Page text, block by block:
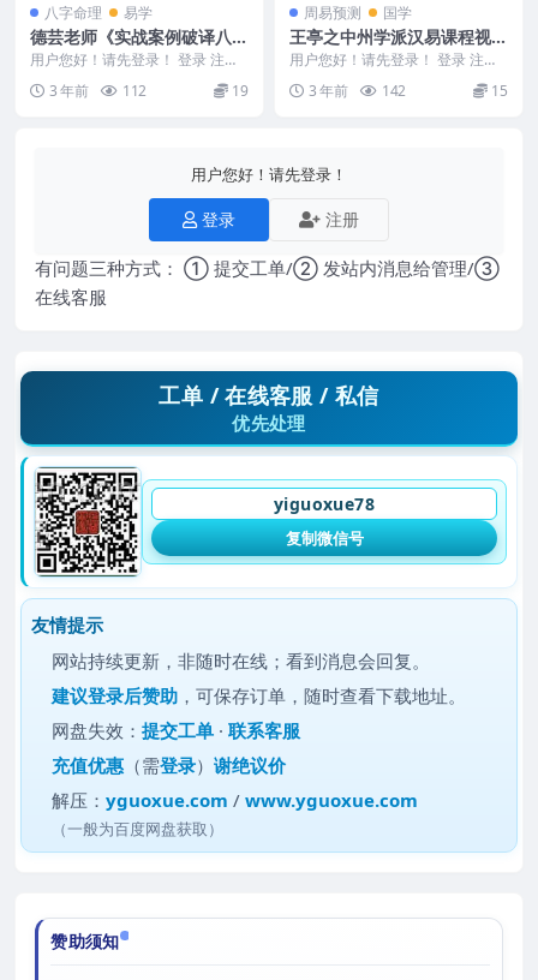
八字命理 易学
德芸老师《实战案例破译八字
出轨，自杀，父母离异的八大
秘技》5集视频
用户您好！请先登录！ 登录 注册
德芸老师《实战案例破译八字出
轨，自杀，父母离异...
3 年前 112 19
周易预测 国学
王亭之中州学派汉易课程视频
讲 左传筮事十二课集视频
用户您好！请先登录！ 登录 注册
王亭之左传筮事十二课 王亭之中
州学派汉易课程...
3 年前 142 15
用户您好！请先登录！
登录 注册
有问题三种方式： ① 提交工单/② 发站内消息给管理/③
在线客服
工单 / 在线客服 / 私信
优先处理
yiguoxue78
复制微信号
友情提示
网站持续更新，非随时在线；看到消息会回复。
建议登录后赞助 ，可保存订单，随时查看下载地址。
网盘失效：提交工单 ·联系客服
充值优惠 （需登录）谢绝议价
解压：yguoxue.com /www.yguoxue.com
（一般为百度网盘获取）
赞助须知